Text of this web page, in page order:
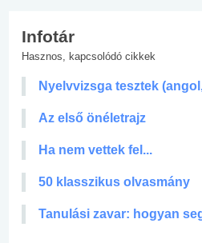
Infotár
Hasznos, kapcsolódó cikkek
Nyelvvizsga tesztek
Az első önéletrajz
Ha nem vettek fel...
50 klasszikus olvasmány
Tanulási zavar: hogyan